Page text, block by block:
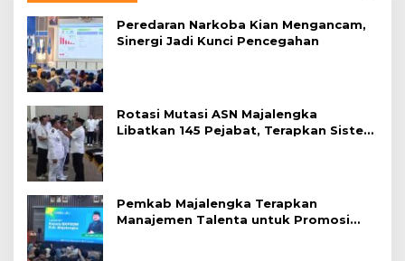
Peredaran Narkoba Kian Mengancam,
Sinergi Jadi Kunci Pencegahan
Rotasi Mutasi ASN Majalengka
Libatkan 145 Pejabat, Terapkan Sistem
Pemkab Majalengka Terapkan
Manajemen Talenta untuk Promosi